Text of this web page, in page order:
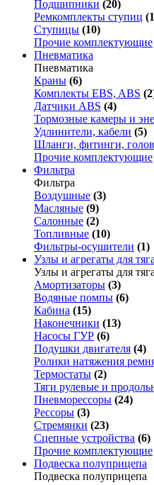
Подшипники (20)
Ремкомплекты ступиц
Ступицы (10)
Прочие комплектующие
Пневматика
Пневматика
Краны (6)
Комплекты EBS, ABS
Датчики ABS (4)
Тормозные камеры и
Удлинители, кабели (5)
Шланги, фитинги,
Прочие комплектующие
Фильтра
Фильтра
Воздушные (3)
Масляные (9)
Салонные (2)
Топливные (10)
Фильтры-осушители (1)
Узлы и агрегаты для
Узлы и агрегаты для
Амортизаторы (3)
Водяные помпы (6)
Кабина (15)
Наконечники (13)
Насосы ГУР (6)
Подушки двигателя (4)
Ролики натяжения
Термостаты (2)
Тяги рулевые и
Пневморессоры (24)
Рессоры (3)
Стремянки (23)
Сцепные устройства (6)
Прочие комплектующие
Подвеска полуприцепа
Подвеска полуприцепа